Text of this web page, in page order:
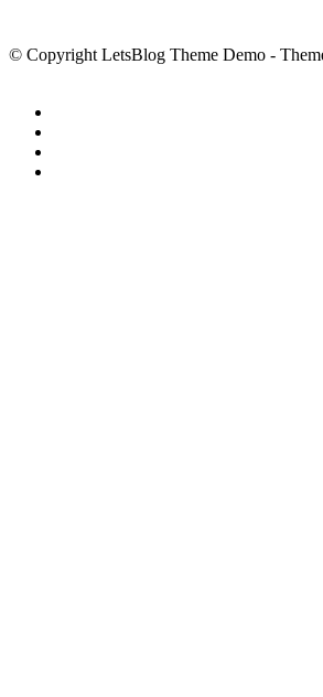
© Copyright LetsBlog Theme Demo -